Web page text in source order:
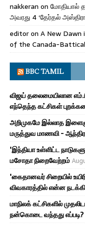
nakkeran on மோதியால்
அவரது 4 ‘தேர்தல்
editoron A New Dawn
of the Canada-
BBC TAMIL
விஜய் தலைமையிலான
எந்தெந்த கட்சிகள்
அறிமுகமே இல்லாத
மருத்துவ மாணவி -
'இந்தியா உள்ளிட்ட
மசோதா நிறைவேற்றம்
'கைதானவர் சிறையில்
விவகாரத்தில் என்ன
மாநிலக் கட்சிகளில்
நன்கொடை வந்தது எப்படி?